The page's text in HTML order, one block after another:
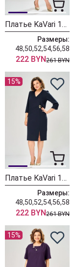
Платье KaVari 1162-3 зеленый
Размеры:
48,50,52,54,56,58
222 BYN261 BYN
15%
Платье KaVari 1162 синий
Размеры:
48,50,52,54,56,58
222 BYN261 BYN
15%